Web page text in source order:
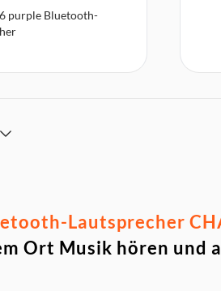
purple Bluetooth-
Lautsprecher
Ort Musik hören und